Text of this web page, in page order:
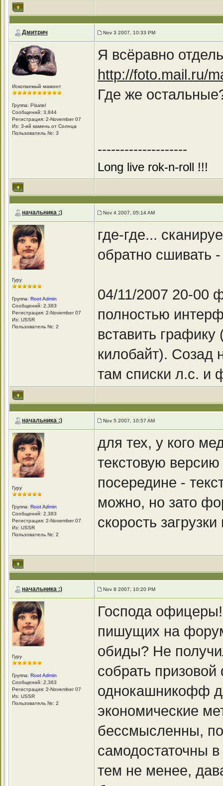
Дмитрич Nov 3 2007, 10:33 PM
Ископаемый мамонт
Группа: Pisatel
Сообщений: 3,844
Регистрация: 2-November 07
Из: 3-ий камень от Солнца
Пользователь №: 3
Я всёравно
http://foto.mail.ru/
Где же
--------------------
Long live rok-n-roll !!!
начальника :) Nov 4 2007, 05:14 AM
Гуру
Группа: Root Admin
Сообщений: 2,383
Регистрация: 2-November 07
Из: USSR
Пользователь №: 2
где-где...
обратно сшивать
04/11/2007 20-00
полностью
вставить
килобайт). Созад
там списки л.с. и
начальника :) Nov 5 2007, 10:57 AM
Гуру
Группа: Root Admin
Сообщений: 2,383
Регистрация: 2-November 07
Из: USSR
Пользователь №: 2
для тех, у кого
текстовую
посередине -
можно, но зато
скорость
начальника :) Nov 8 2007, 10:20 PM
Гуру
Группа: Root Admin
Сообщений: 2,383
Регистрация: 2-November 07
Из: USSR
Пользователь №: 2
Господа
пишущих на
обиды? Не
собрать
однокашникофф
экономические
бессмысленны,
самодостаточны
тем не менее,